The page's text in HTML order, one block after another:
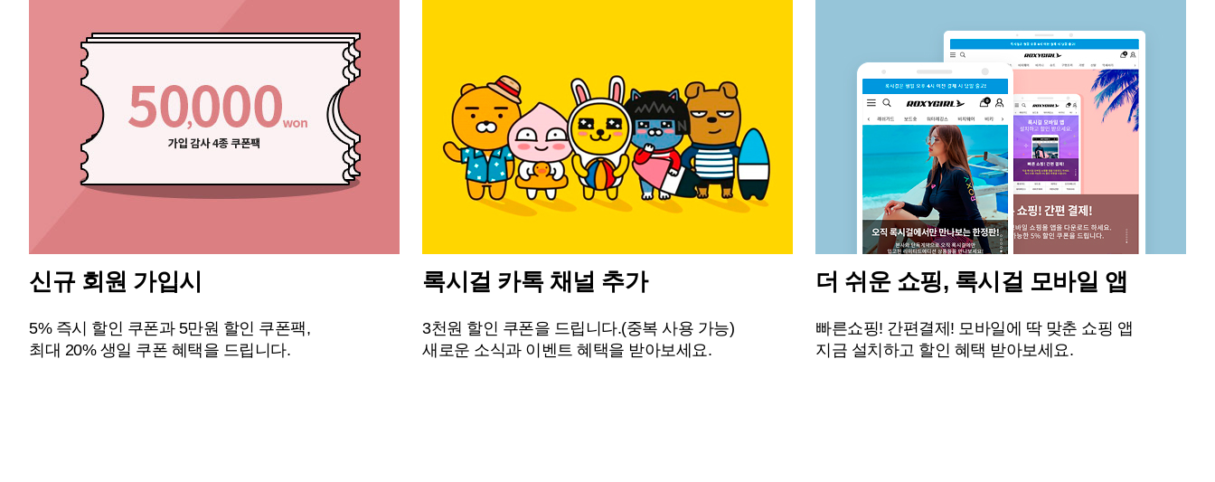
신규 회원 가입시
5% 즉시 할인 쿠폰과 5만원 할인 쿠폰팩,
최대 20% 생일 쿠폰 혜택을 드립니다.
록시걸 카톡 채널 추가
3천원 할인 쿠폰을 드립니다.(중복 사용 가능)
새로운 소식과 이벤트 혜택을 받아보세요.
더 쉬운 쇼핑, 록시걸 모바일 앱
빠른쇼핑! 간편결제! 모바일에 딱 맞춘 쇼핑 앱
지금 설치하고 할인 혜택 받아보세요.